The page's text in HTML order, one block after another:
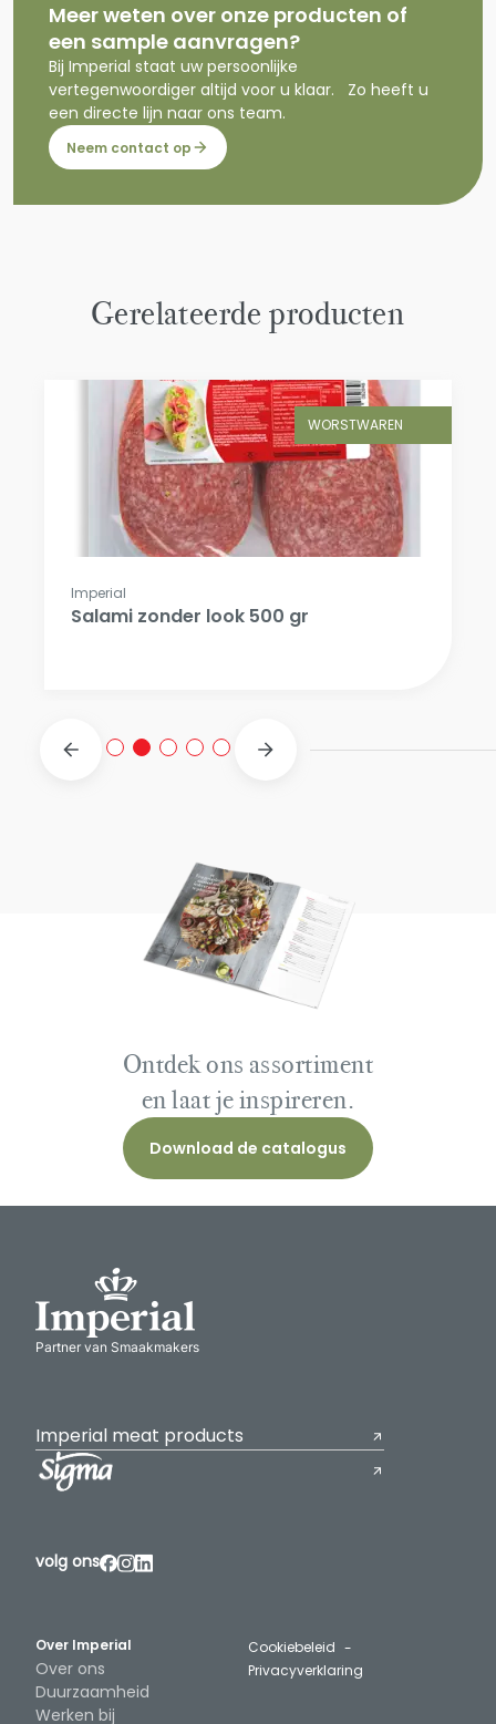
Meer weten over onze producten of
een sample aanvragen?
Bij Imperial staat uw persoonlijke
vertegenwoordiger altijd voor u klaar. Zo heeft u
een directe lijn naar ons team.
Neem contact op
Gerelateerde producten
WORSTWAREN
Imperial
Salami zonder look 500 gr
Ontdek ons assortiment
en laat je inspireren.
Download de catalogus
Partner van Smaakmakers
Imperial meat products
Over Imperial
Over ons
Duurzaamheid
Werken bij
volg ons
Cookiebeleid
Privacyverklaring